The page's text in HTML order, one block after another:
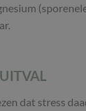
dat stress